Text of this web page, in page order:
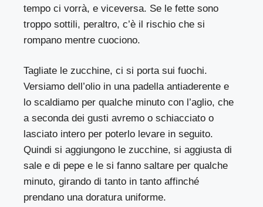
tempo ci vorrà, e viceversa. Se le fette sono
troppo sottili, peraltro, c’è il rischio che si
rompano mentre cuociono.
Tagliate le zucchine, ci si porta sui fuochi.
Versiamo dell’olio in una padella antiaderente e
lo scaldiamo per qualche minuto con l’aglio, che
a seconda dei gusti avremo o schiacciato o
lasciato intero per poterlo levare in seguito.
Quindi si aggiungono le zucchine, si aggiusta di
sale e di pepe e le si fanno saltare per qualche
minuto, girando di tanto in tanto affinché
prendano una doratura uniforme.